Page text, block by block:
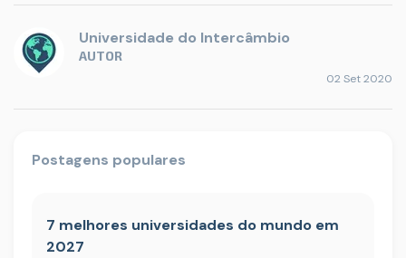
Universidade do Intercâmbio
AUTOR
02 Set 2020
Postagens populares
7 melhores universidades do mundo em
2027